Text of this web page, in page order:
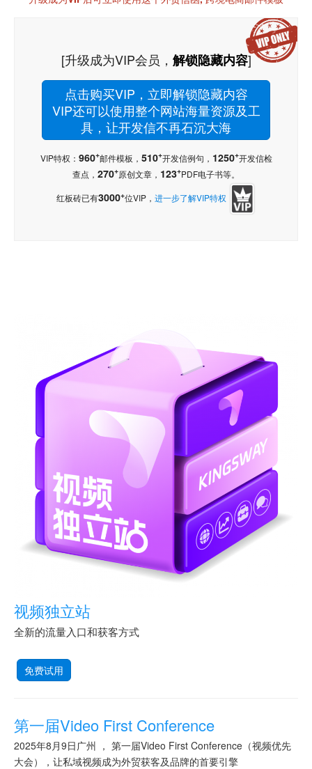
[升级成为VIP会员， 解锁隐藏内容]
点击购买VIP，立即解锁隐藏内容
VIP还可以使用整个网站海量资源及工
具，让开发信不再石沉大海
VIP特权： 960+邮件模板， 510+开发信例句， 1250+开发信检
查点， 270+原创文章， 123+PDF电子书等。
红板砖已有3000+位VIP， 进一步了解VIP特权
视频独立站
全新的流量入口和获客方式
免费试用
第一届Video First Conference
2025年8月9日广州 ， 第一届Video First Conference（视频优先
大会），让私域视频成为外贸获客及品牌的首要引擎